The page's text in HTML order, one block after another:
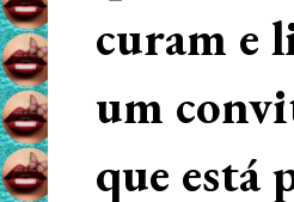
curam e
um
que está